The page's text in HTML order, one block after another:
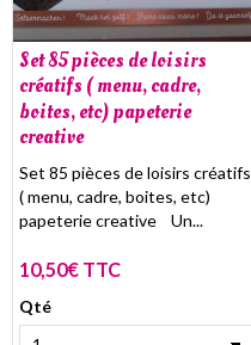
Set 85 pièces de loisirs
créatifs ( menu, cadre,
boites, etc) papeterie
creative
Set 85 pièces de loisirs créatifs
( menu, cadre, boites, etc)
papeterie creative Un...
10,50€ TTC
Qté